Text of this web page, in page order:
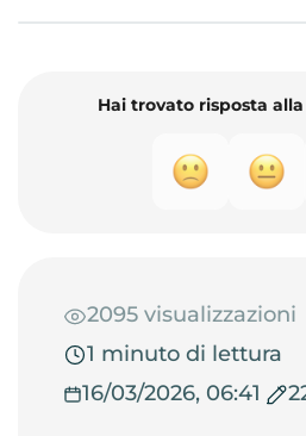
Hai trovato risposta
2095 visualizzazioni
1 minuto di lettura
16/03/2026, 06:41